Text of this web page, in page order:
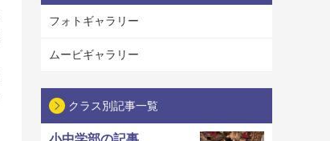
フォトギャラリー
ムービギャラリー
クラス別記事一覧